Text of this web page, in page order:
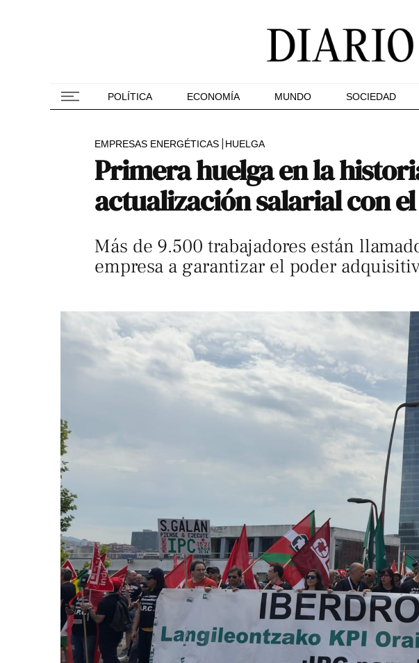
POLÍTICA ECONOMÍA MUNDO SOCIEDAD
EMPRESAS ENERGÉTICAS HUELGA
Primera huelga en la
actualización salarial con el
Más de 9.500 trabajadores están
empresa a garantizar el poder